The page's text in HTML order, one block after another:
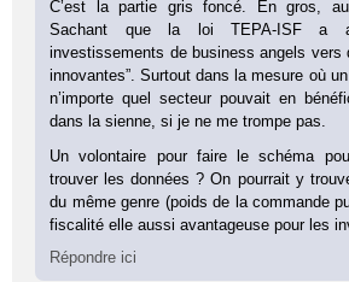
C’est la partie gris foncé. En gros,
Sachant que la loi TEPA-ISF a
investissements de business angels vers
innovantes”. Surtout dans la mesure où
n’importe quel secteur pouvait en
dans la sienne, si je ne me trompe pas.
Un volontaire pour faire le schéma
trouver les données ? On pourrait y
du même genre (poids de la commande
fiscalité elle aussi avantageuse pour les
Répondre ici